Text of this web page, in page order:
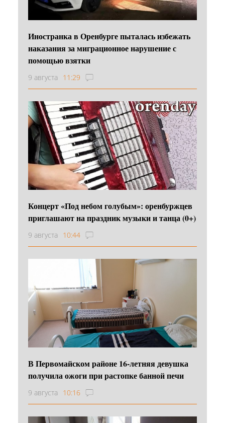
Иностранка в Оренбурге пыталась избежать
наказания за миграционное нарушение с
помощью взятки
9 августа 11:29
Концерт «Под небом голубым»: оренбуржцев
приглашают на праздник музыки и танца (0+)
9 августа 10:44
В Первомайском районе 16‑летняя девушка
получила ожоги при растопке банной печи
9 августа 10:16